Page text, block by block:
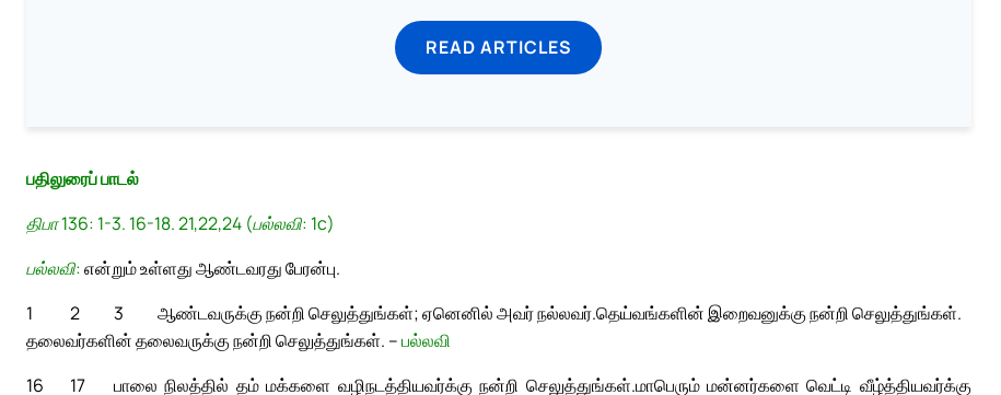
READ ARTICLES
பதிலுரைப் பாடல்
திபா 136: 1-3. 16-18. 21,22,24 (பல்லவி: 1c)
பல்லவி:என்றும் உள்ளது ஆண்டவரது பேரன்பு.
1
ஆண்டவருக்கு நன்றி செலுத்துங்கள்; ஏனெனில் அவர் நல்லவர்.
2 தெய்வங்களின் இறைவனுக்கு நன்றி செலுத்துங்கள்.
3
தலைவர்களின் தலைவருக்கு நன்றி செலுத்துங்கள். –பல்லவி
16
பாலை நிலத்தில் தம் மக்களை வழிநடத்தியவர்க்கு நன்றி செலுத்துங்கள்.
17
மாபெரும் மன்னர்களை வெட்டி வீழ்த்தியவர்க்கு